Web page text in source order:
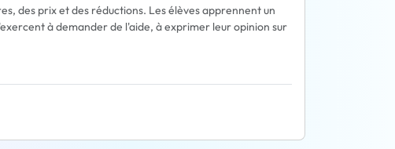
des prix et des réductions. Les élèves apprennent un
à demander de l'aide, à exprimer leur opinion sur